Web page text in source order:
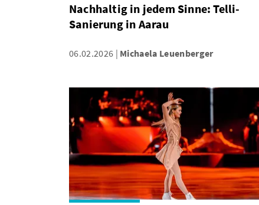
Nachhaltig in jedem Sinne: Telli-
Sanierung in Aarau
06.02.2026 Michaela Leuenberger